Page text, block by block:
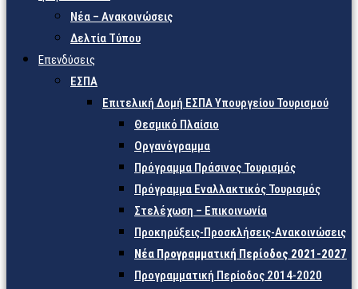
Νέα – Ανακοινώσεις
Δελτία Τύπου
Επενδύσεις
ΕΣΠΑ
Επιτελική Δομή ΕΣΠΑ Υπουργείου Τουρισμού
Θεσμικό Πλαίσιο
Οργανόγραμμα
Πρόγραμμα Πράσινος Τουρισμός
Πρόγραμμα Εναλλακτικός Τουρισμός
Στελέχωση – Επικοινωνία
Προκηρύξεις-Προσκλήσεις-Ανακοινώσεις
Νέα Προγραμματική Περίοδος 2021-2027
Προγραμματική Περίοδος 2014-2020